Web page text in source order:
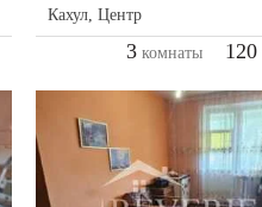
Кахул,Центр
3 комнаты 120